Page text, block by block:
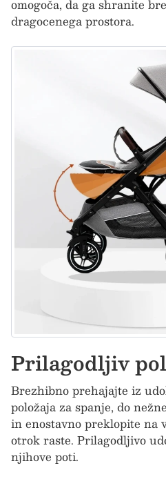
omogoča, da ga shranite
dragocenega prostora.
Prilagodljiv
Brezhibno prehajajte iz
položaja za spanje, do
in enostavno preklopite na
otrok raste. Prilagodljivo
njihove poti.